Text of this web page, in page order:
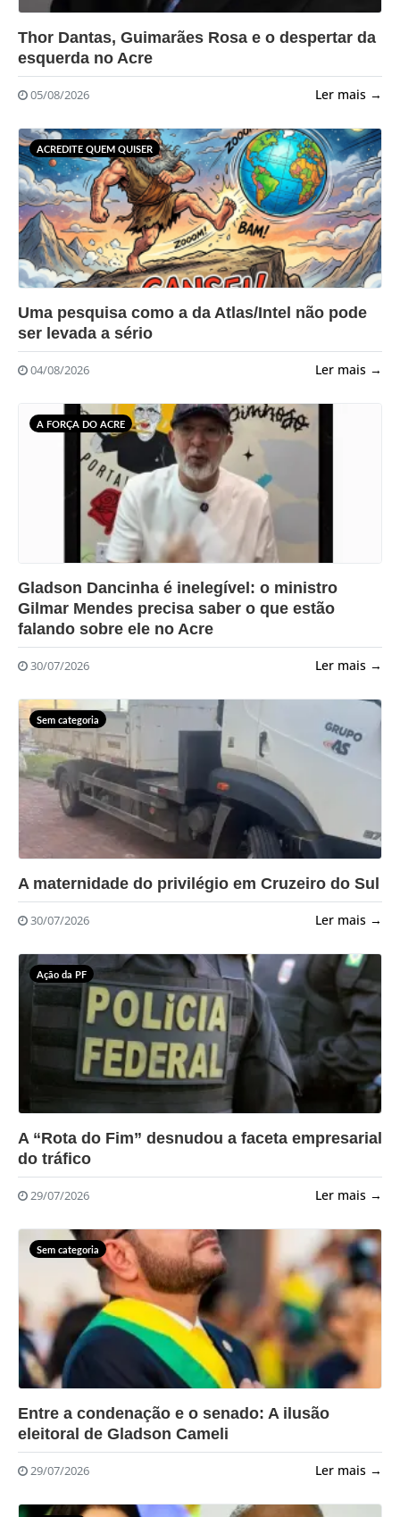
?>
Thor Dantas, Guimarães Rosa e o despertar da
esquerda no Acre
05/08/2026 Ler mais →
ACREDITE QUEM QUISER
?>
Uma pesquisa como a da Atlas/Intel não pode
ser levada a sério
04/08/2026 Ler mais →
A FORÇA DO ACRE
?>
Gladson Dancinha é inelegível: o ministro
Gilmar Mendes precisa saber o que estão
falando sobre ele no Acre
30/07/2026 Ler mais →
Sem categoria
?>
A maternidade do privilégio em Cruzeiro do Sul
30/07/2026 Ler mais →
Ação da PF
?>
A “Rota do Fim” desnudou a faceta empresarial
do tráfico
29/07/2026 Ler mais →
Sem categoria
?>
Entre a condenação e o senado: A ilusão
eleitoral de Gladson Cameli
29/07/2026 Ler mais →